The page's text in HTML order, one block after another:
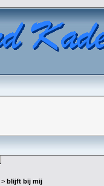
> blijft bij mij